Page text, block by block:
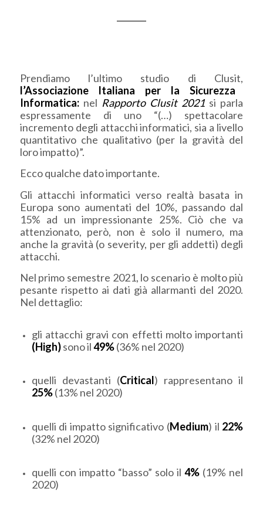
Prendiamo l’ultimo studio di Clusit,
l’Associazione Italiana per la Sicurezza
Informatica:nel Rapporto Clusit 2021 si parla
espressamente di uno “(…) spettacolare
incremento degli attacchi informatici, sia a livello
quantitativo che qualitativo (per la gravità del
loro impatto)”.
Ecco qualche dato importante.
Gli attacchi informatici verso realtà basata in
Europa sono aumentati del 10%, passando dal
15% ad un impressionante 25%. Ciò che va
attenzionato, però, non è solo il numero, ma
anche la gravità (o severity, per gli addetti) degli
attacchi.
Nel primo semestre 2021, lo scenario è molto più
pesante rispetto ai dati già allarmanti del 2020.
Nel dettaglio:
gli attacchi gravi con effetti molto importanti
(High)sono il49%(36% nel 2020)
quelli devastanti (Critical) rappresentano il
25%(13% nel 2020)
quelli di impatto significativo (Medium) il 22%
(32% nel 2020)
quelli con impatto “basso” solo il4% (19% nel
2020)